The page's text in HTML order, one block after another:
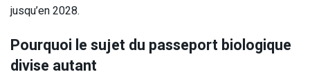
jusqu’en 2028.
Pourquoi le sujet du passeport biologique
divise autant